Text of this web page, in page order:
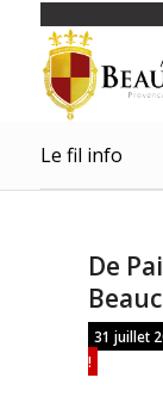
Le fil info
De
31 juillet
!